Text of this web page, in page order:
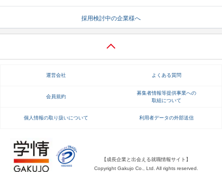
採用検討中の企業様へ
運営会社 よくある質問
会員規約
募集者情報等提供事業への
取組について
個人情報の取り扱いについて 利用者データの外部送信
【成長企業と出会える就職情報サイト】
Copyright Gakujo Co., Ltd. All rights reserved.